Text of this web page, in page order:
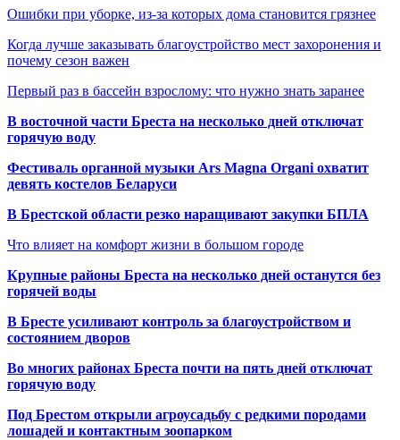
Ошибки при уборке, из-за которых дома становится грязнее
Когда лучше заказывать благоустройство мест захоронения и
почему сезон важен
Первый раз в бассейн взрослому: что нужно знать заранее
В восточной части Бреста на несколько дней отключат
горячую воду
Фестиваль органной музыки Ars Magna Organi охватит
девять костелов Беларуси
В Брестской области резко наращивают закупки БПЛА
Что влияет на комфорт жизни в большом городе
Крупные районы Бреста на несколько дней останутся без
горячей воды
В Бресте усиливают контроль за благоустройством и
состоянием дворов
Во многих районах Бреста почти на пять дней отключат
горячую воду
Под Брестом открыли агроусадьбу с редкими породами
лошадей и контактным зоопарком